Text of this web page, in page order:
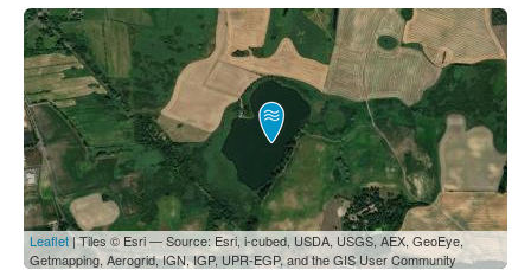
Leaflet| Tiles © Esri — Source: Esri, i-cubed, USDA, USGS, AEX, GeoEye,
Getmapping, Aerogrid, IGN, IGP, UPR-EGP, and the GIS User Community